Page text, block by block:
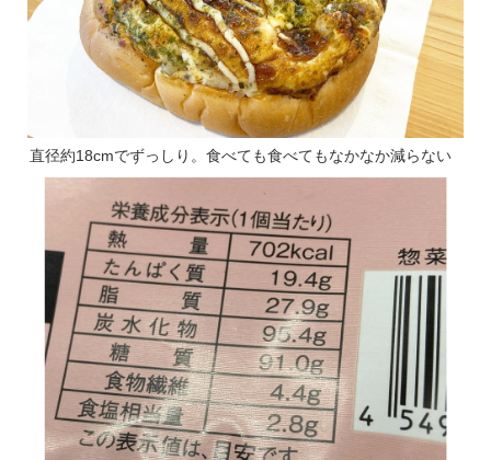
直径約18cmでずっしり。食べても食べてもなかなか減らない